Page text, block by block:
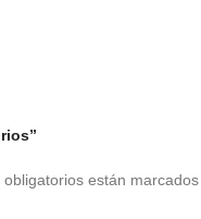
obligatorios están